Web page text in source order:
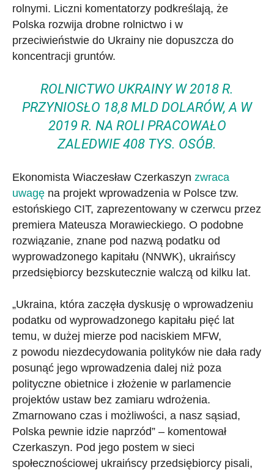
rolnymi. Liczni komentatorzy podkreślają, że
Polska rozwija drobne rolnictwo i w
przeciwieństwie do Ukrainy nie dopuszcza do
koncentracji gruntów.
ROLNICTWO UKRAINY W 2018 R.
PRZYNIOSŁO 18,8 MLD DOLARÓW, A W
2019 R. NA ROLI PRACOWAŁO
ZALEDWIE 408 TYS. OSÓB.
Ekonomista Wiaczesław Czerkaszyn zwraca
uwagę na projekt wprowadzenia w Polsce tzw.
estońskiego CIT, zaprezentowany w czerwcu przez
premiera Mateusza Morawieckiego. O podobne
rozwiązanie, znane pod nazwą podatku od
wyprowadzonego kapitału (NNWK), ukraińscy
przedsiębiorcy bezskutecznie walczą od kilku lat.
„Ukraina, która zaczęła dyskusję o wprowadzeniu
podatku od wyprowadzonego kapitału pięć lat
temu, w dużej mierze pod naciskiem MFW,
z powodu niezdecydowania polityków nie dała rady
posunąć jego wprowadzenia dalej niż poza
polityczne obietnice i złożenie w parlamencie
projektów ustaw bez zamiaru wdrożenia.
Zmarnowano czas i możliwości, a nasz sąsiad,
Polska pewnie idzie naprzód” – komentował
Czerkaszyn. Pod jego postem w sieci
społecznościowej ukraińscy przedsiębiorcy pisali,